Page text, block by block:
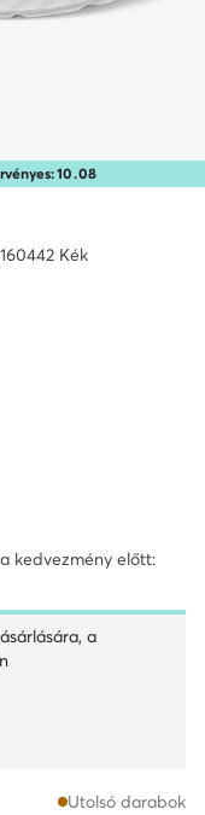
10.08
Kék
kedvezmény előtt:
a
Utolsó darabok